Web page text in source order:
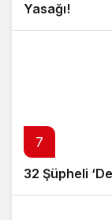
Yasağı!
7
32 Şüpheli